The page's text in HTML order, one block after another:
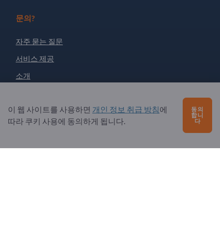
문의?
자주 묻는 질문
서비스 제공
소개
Exportpages International Network
이 웹 사이트를 사용하면 개인 정보 취급 방침에
따라 쿠키 사용에 동의하게 됩니다.
동의
합니
다